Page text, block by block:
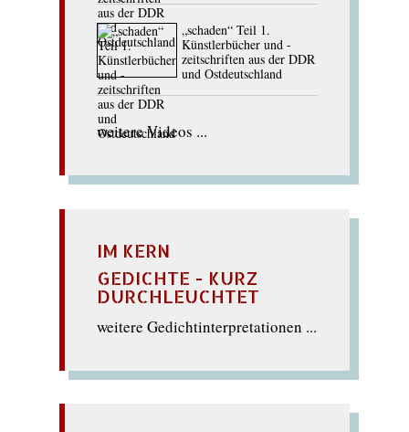
„schaden“ Teil 1.
Künstlerbücher und -
zeitschriften aus der DDR
und Ostdeutschland
weitere Videos ...
IM KERN
GEDICHTE - KURZ
DURCHLEUCHTET
weitere Gedichtinterpretationen ...